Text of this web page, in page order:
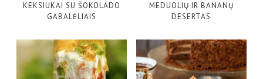
KEKSIUKAI SU ŠOKOLADO
GABALĖLIAIS
MEDUOLIŲ IR BANANŲ
DESERTAS